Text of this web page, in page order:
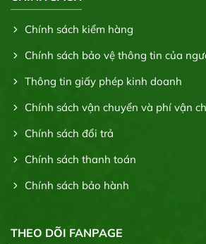
Chính sách kiểm hàng
Chính sách bảo vệ thông tin của
Thông tin giấy phép kinh doanh
Chính sách vận chuyển và phí vận
Chính sách đổi trả
Chính sách thanh toán
Chính sách bảo hành
THEO DÕI FANPAGE